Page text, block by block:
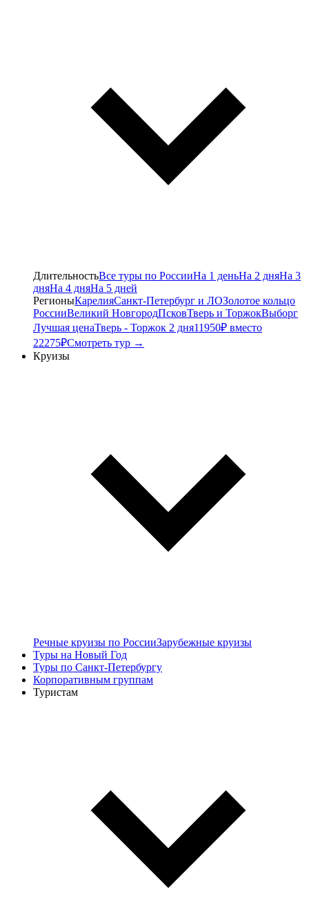
ДлительностьВсе туры по РоссииНа 1 деньНа 2 дняНа 3
дняНа 4 дняНа 5 дней
РегионыКарелияСанкт-Петербург и ЛОЗолотое кольцо
РоссииВеликий НовгородПсковТверь и ТоржокВыборг
Лучшая ценаТверь - Торжок 2 дня11950₽ вместо
22275₽Смотреть тур →
Круизы
Речные круизы по РоссииЗарубежные круизы
Туры на Новый Год
Туры по Санкт-Петербургу
Корпоративным группам
Туристам